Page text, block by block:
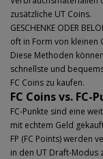
zusätzliche UT Coins.
GESCHENKE ODER
oft in Form von kleinen
Diese Methoden
schnellste und
FC Coins zu kaufen.
FC Coins vs.
FC-Punkte sind eine
mit echtem Geld
FP (FC Points) werden
in den UT Draft-Modus